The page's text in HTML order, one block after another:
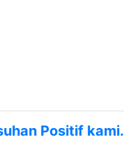
Positif kami.